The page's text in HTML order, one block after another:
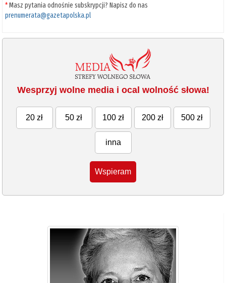
*Masz pytania odnośnie subskrypcji? Napisz do nas
prenumerata@gazetapolska.pl
Wesprzyj wolne media i ocal wolność słowa!
20 zł 50 zł 100 zł 200 zł 500 zł
inna
Wspieram